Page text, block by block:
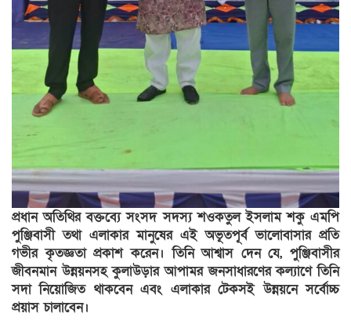
​প্রধান অতিথির বক্তব্যে সংসদ সদস্য শওকতুল ইসলাম শকু এমপি
পুঞ্জিবাসী তথা এলাকার মানুষের এই অভূতপূর্ব ভালোবাসার প্রতি
গভীর কৃতজ্ঞতা প্রকাশ করেন। তিনি আশ্বাস দেন যে, পুঞ্জিবাসীর
জীবনমান উন্নয়নসহ কুলাউড়ার আপামর জনসাধারণের কল্যাণে তিনি
সদা নিয়োজিত থাকবেন এবং এলাকার টেকসই উন্নয়নে সর্বোচ্চ
প্রয়াস চালাবেন।